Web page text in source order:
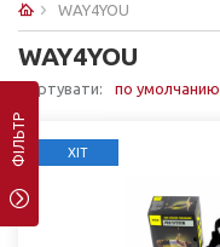
WAY4YOU
WAY4YOU
Сортувати: по умолчанию
ФІЛЬТР ХІТ